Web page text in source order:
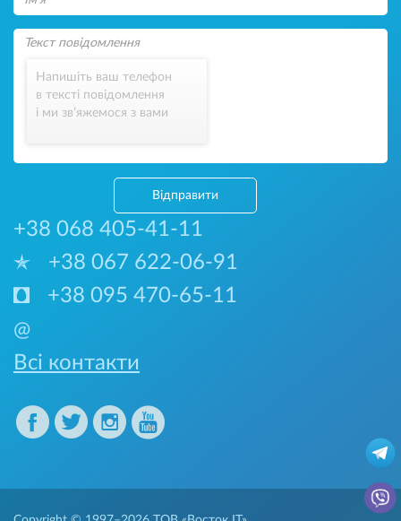
Напишіть ваш телефон
в тексті повідомлення
і ми зв’яжемося з вами
Відправити
+38 068 405-41-11
+38 067 622-06-91
+38 095 470-65-11
@
Всі контакти